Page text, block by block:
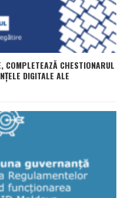
COMPLETEAZĂ CHESTIONARUL
DIGITALE ALE